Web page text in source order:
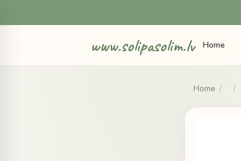
www.solipasolim.lv Home
Home / /